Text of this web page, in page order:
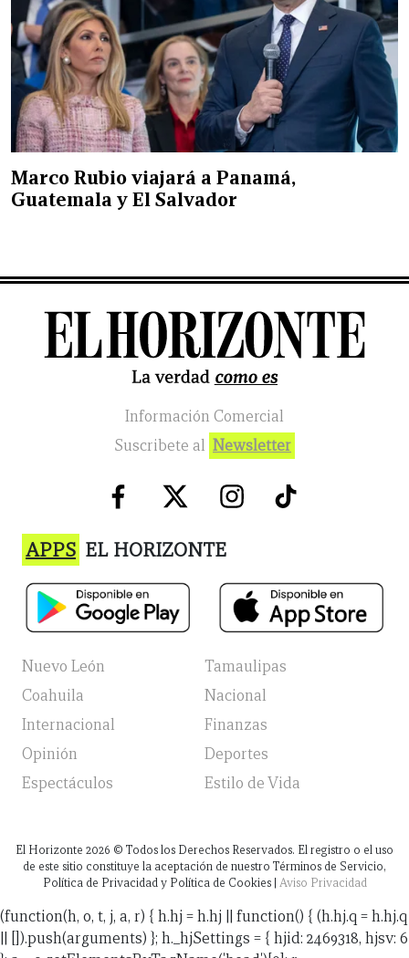
Marco Rubio viajará a Panamá,
Guatemala y El Salvador
Información Comercial
Suscribete al Newsletter
APPS EL HORIZONTE
Nuevo León
Tamaulipas
Coahuila
Nacional
Internacional
Finanzas
Opinión
Deportes
Espectáculos
Estilo de Vida
El Horizonte 2026 © Todos los Derechos Reservados. El registro o el uso
de este sitio constituye la aceptación de nuestro Términos de Servicio,
Política de Privacidad y Política de Cookies | Aviso Privacidad
(function(h, o, t, j, a, r) { h.hj = h.hj || function() { (h.hj.q = h.hj.q
|| []).push(arguments) }; h._hjSettings = { hjid: 2469318, hjsv: 6